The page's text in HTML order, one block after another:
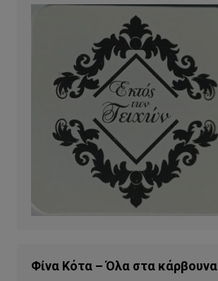
Φίνα Κότα – Όλα στα κάρβουνα